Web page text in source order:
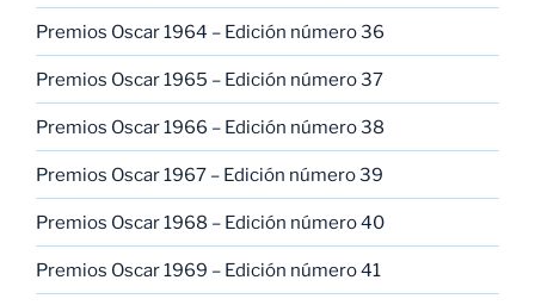
Premios Oscar 1964 – Edición número 36
Premios Oscar 1965 – Edición número 37
Premios Oscar 1966 – Edición número 38
Premios Oscar 1967 – Edición número 39
Premios Oscar 1968 – Edición número 40
Premios Oscar 1969 – Edición número 41